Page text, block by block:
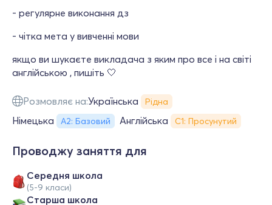
- регулярне виконання дз
- чітка мета у вивченні мови
якщо ви шукаєте викладача з яким про все і на світі
англійською , пишіть 🤍
Розмовляє на:Українська Рідна
Німецька А2: Базовий Англійська С1: Просунутий
Проводжу заняття для
Середня школа
(5-9 класи)
Старша школа